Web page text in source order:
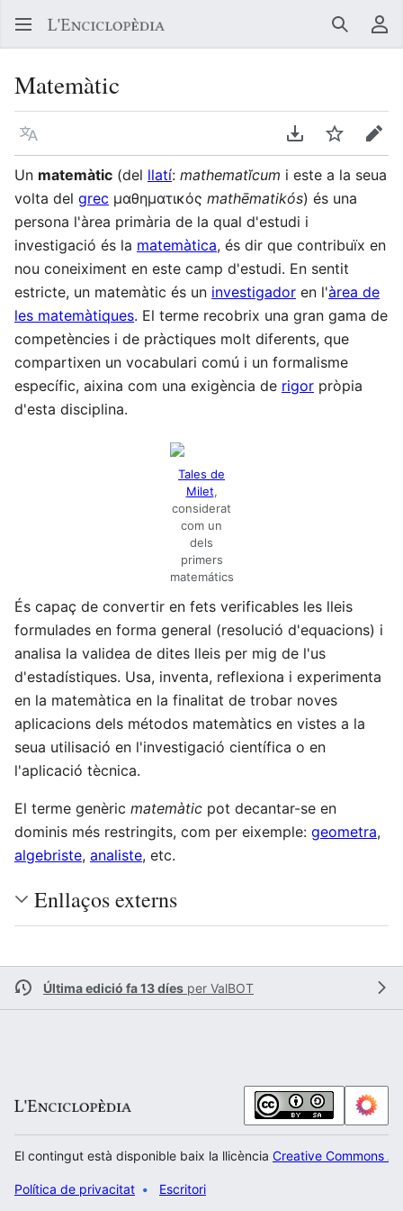
Buscar
Matemàtic
Llegir en un atre idioma Descarregar en
Vigilar
Un matemàtic (del llatí: mathematĭcum i este a la seua
volta del grec μαθηματικός mathēmatikós) és una
persona l'àrea primària de la qual d'estudi i
investigació és la matemàtica, és dir que contribuïx en
nou coneiximent en este camp d'estudi. En sentit
estricte, un matemàtic és un investigador en l'àrea de
les matemàtiques. El terme recobrix una gran gama de
competències i de pràctiques molt diferents, que
compartixen un vocabulari comú i un formalisme
específic, aixina com una exigència de rigor pròpia
d'esta disciplina.
Tales de
Milet,
considerat
com un
dels
primers
matemátics
És capaç de convertir en fets verificables les lleis
formulades en forma general (resolució d'equacions) i
analisa la validea de dites lleis per mig de l'us
d'estadístiques. Usa, inventa, reflexiona i experimenta
en la matemàtica en la finalitat de trobar noves
aplicacions dels métodos matemàtics en vistes a la
seua utilisació en l'investigació científica o en
l'aplicació tècnica.
El terme genèric matemàtic pot decantar-se en
dominis més restringits, com per eixemple: geometra,
algebriste, analiste, etc.
Enllaços externs
Última edició fa 13 díes per ValBOT
El contingut està disponible baix la llicència Creative Commons
Política de privacitat Escritori